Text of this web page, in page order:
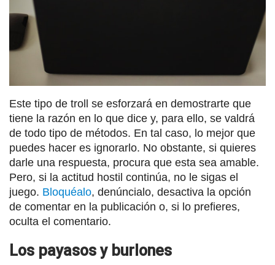
Este tipo de troll se esforzará en demostrarte que
tiene la razón en lo que dice y, para ello, se valdrá
de todo tipo de métodos. En tal caso, lo mejor que
puedes hacer es ignorarlo. No obstante, si quieres
darle una respuesta, procura que esta sea amable.
Pero, si la actitud hostil continúa, no le sigas el
juego. Bloquéalo, denúncialo, desactiva la opción
de comentar en la publicación o, si lo prefieres,
oculta el comentario.
Los payasos y burlones